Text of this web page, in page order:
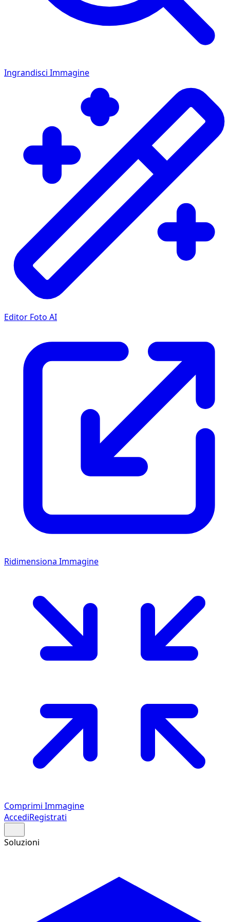
Ingrandisci Immagine
Editor Foto AI
Ridimensiona Immagine
Comprimi Immagine
AccediRegistrati
Soluzioni